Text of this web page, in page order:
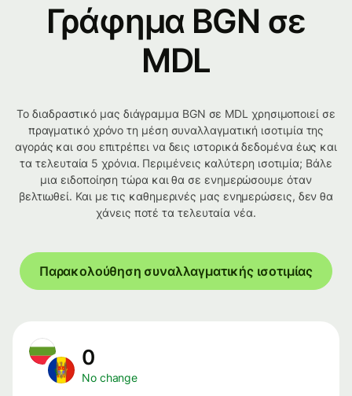
Γράφημα BGN σε
MDL
Το διαδραστικό μας διάγραμμα BGN σε MDL χρησιμοποιεί σε
πραγματικό χρόνο τη μέση συναλλαγματική ισοτιμία της
αγοράς και σου επιτρέπει να δεις ιστορικά δεδομένα έως και
τα τελευταία 5 χρόνια. Περιμένεις καλύτερη ισοτιμία; Βάλε
μια ειδοποίηση τώρα και θα σε ενημερώσουμε όταν
βελτιωθεί. Και με τις καθημερινές μας ενημερώσεις, δεν θα
χάνεις ποτέ τα τελευταία νέα.
Παρακολούθηση συναλλαγματικής ισοτιμίας
0
No change